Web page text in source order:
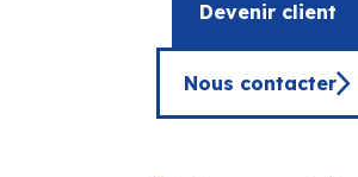
Devenir client
Nous contacter